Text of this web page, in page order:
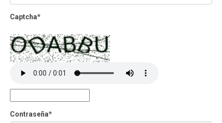
Captcha*
Contraseña*